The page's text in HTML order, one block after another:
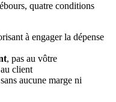
quatre conditions
à engager la dépense
, pas au vôtre
client
aucune marge ni